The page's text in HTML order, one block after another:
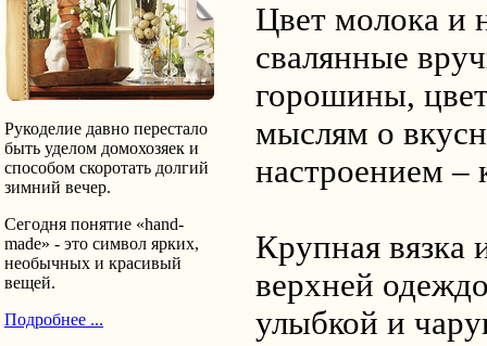
Рукоделие давно перестало
быть уделом домохозяек и
способом скоротать долгий
зимний вечер.
Сегодня понятие «hand-
made» - это символ ярких,
необычных и красивый
вещей.
Подробнее ...
Цвет молока и
свалянные
горошины,
мыслям о
настроением –
Крупная вязка
верхней
улыбкой и